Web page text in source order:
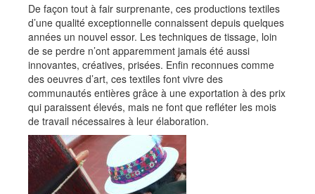
De façon tout à fair surprenante, ces productions textiles
d’une qualité exceptionnelle connaissent depuis quelques
années un nouvel essor. Les techniques de tissage, loin
de se perdre n’ont apparemment jamais été aussi
innovantes, créatives, prisées. Enfin reconnues comme
des oeuvres d’art, ces textiles font vivre des
communautés entières grâce à une exportation à des prix
qui paraissent élevés, mais ne font que refléter les mois
de travail nécessaires à leur élaboration.